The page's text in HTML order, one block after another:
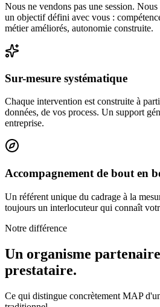
Nous ne vendons pas une session.
un objectif défini avec vous :
métier améliorés, autonomie construite.
Sur-mesure systématique
Chaque intervention est construite à
données, de vos process. Un support
entreprise.
Accompagnement de bout en
Un référent unique du cadrage à la
toujours un interlocuteur qui connaît
Notre différence
Un organisme
prestataire.
Ce qui distingue concrètement MAP